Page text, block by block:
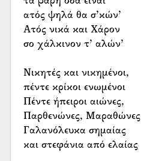
ατός ψηλά θα σ’κών’
Ατός νικά και Χάρον
σο χάλκινον τ’ αλών’
Νικητές και νικημένοι,
πέντε κρίκοι ενωμένοι
Πέντε ήπειροι αιώνες,
Παρθενώνες, Μαραθώνες
Γαλανόλευκα σημαίας
και στεφάνια από ελαίας